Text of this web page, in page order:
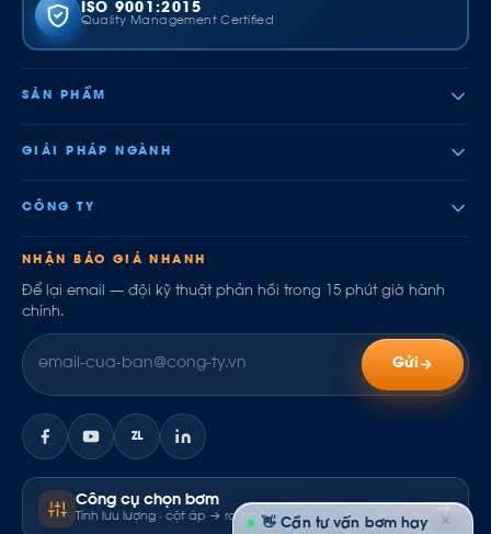
ISO 9001:2015
Quality Management Certified
SẢN PHẨM
GIẢI PHÁP NGÀNH
CÔNG TY
NHẬN BÁO GIÁ NHANH
Để lại email — đội kỹ thuật phản hồi trong 15 phút giờ hành
chính.
Gửi
ZL
Công cụ chọn bơm
Tính lưu lượng · cột áp → ra model ✕
👋 Cần tư vấn bơm hay